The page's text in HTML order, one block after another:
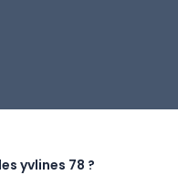
yvlines 78 ?